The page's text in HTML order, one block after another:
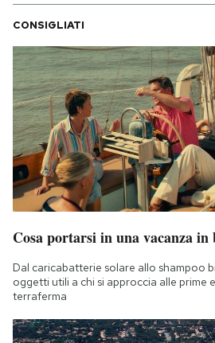
I MIEI PREFERITI
SHOP
CALENDARIO
AREA PERSONALE
Area Personale
Notifiche mobile
Regala il Post
Hai bisogno di aiuto?
Esci
CONSIGLIATI
Cosa portarsi in una vacanza in
Dal caricabatterie solare allo shampoo
oggetti utili a chi si approccia alle prime
terraferma